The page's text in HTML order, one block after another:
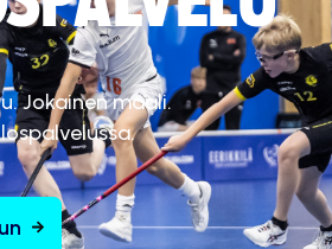
Jokainen maali.